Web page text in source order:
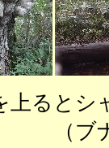
上ると
（ブ